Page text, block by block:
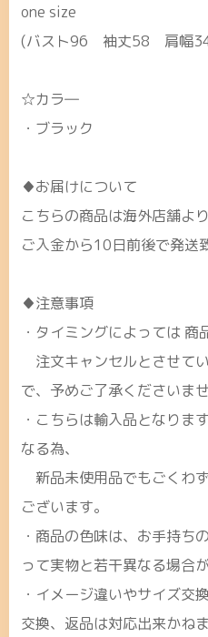
one size
(バスト96 袖丈58 肩幅
☆カラ―
・ブラック
♦お届けについて
こちらの商品は海外店舗よ
ご入金から10日前後で発送
♦注意事項
・タイミングによっては 商
注文キャンセルとさせて
で、予めご了承くださいませ
・こちらは輸入品となりま
なる為、
新品未使用品でもごくわ
ございます。
・商品の色味は、お手持ち
って実物と若干異なる場合
・イメージ違いやサイズ交
交換、返品は対応出来かねま